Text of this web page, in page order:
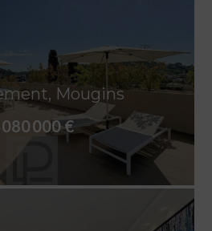
Mougins
080 000 €